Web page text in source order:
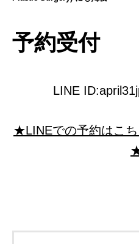
予約受付
LINE
★LINEでの予約はこ